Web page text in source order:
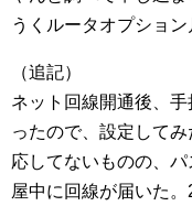
うくルータオプショ
（追記）
ネット回線開通後、
ったので、設定して
応してないものの、
屋中に回線が届いた